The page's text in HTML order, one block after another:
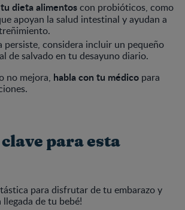
dieta alimentoscon probióticos, como
apoyan la salud intestinal y ayudan a
persiste, considera incluir un pequeño
de salvado en tu desayuno diario.
no mejora, habla con tu médico para
para esta
para disfrutar de tu embarazo y
de tu bebé!